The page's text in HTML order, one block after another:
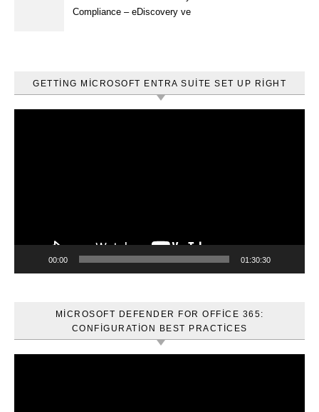
Compliance – eDiscovery ve
GETTING MICROSOFT ENTRA SUITE SET UP RIGHT
00:00 01:30:30
MICROSOFT DEFENDER FOR OFFICE 365:
CONFIGURATION BEST PRACTICES